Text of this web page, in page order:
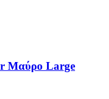
Μαύρο Large